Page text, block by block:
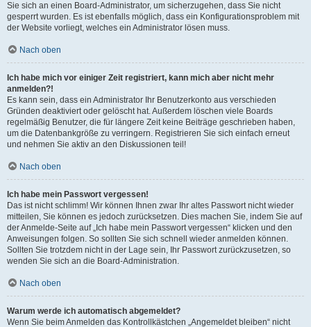
Sie sich an einen Board-Administrator, um sicherzugehen, dass Sie nicht
gesperrt wurden. Es ist ebenfalls möglich, dass ein Konfigurationsproblem mit
der Website vorliegt, welches ein Administrator lösen muss.
Nach oben
Ich habe mich vor einiger Zeit registriert, kann mich aber nicht mehr
anmelden?!
Es kann sein, dass ein Administrator Ihr Benutzerkonto aus verschieden
Gründen deaktiviert oder gelöscht hat. Außerdem löschen viele Boards
regelmäßig Benutzer, die für längere Zeit keine Beiträge geschrieben haben,
um die Datenbankgröße zu verringern. Registrieren Sie sich einfach erneut
und nehmen Sie aktiv an den Diskussionen teil!
Nach oben
Ich habe mein Passwort vergessen!
Das ist nicht schlimm! Wir können Ihnen zwar Ihr altes Passwort nicht wieder
mitteilen, Sie können es jedoch zurücksetzen. Dies machen Sie, indem Sie auf
der Anmelde-Seite auf „Ich habe mein Passwort vergessen“ klicken und den
Anweisungen folgen. So sollten Sie sich schnell wieder anmelden können.
Sollten Sie trotzdem nicht in der Lage sein, Ihr Passwort zurückzusetzen, so
wenden Sie sich an die Board-Administration.
Nach oben
Warum werde ich automatisch abgemeldet?
Wenn Sie beim Anmelden das Kontrollkästchen „Angemeldet bleiben“ nicht